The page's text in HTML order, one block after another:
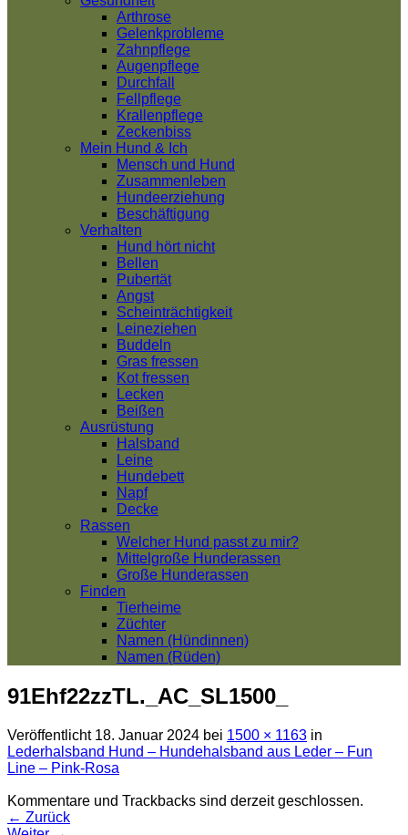
Arthrose
Gelenkprobleme
Zahnpflege
Augenpflege
Durchfall
Fellpflege
Krallenpflege
Zeckenbiss
Mein Hund & Ich
Mensch und Hund
Zusammenleben
Hundeerziehung
Beschäftigung
Verhalten
Hund hört nicht
Bellen
Pubertät
Angst
Scheinträchtigkeit
Leineziehen
Buddeln
Gras fressen
Kot fressen
Lecken
Beißen
Ausrüstung
Halsband
Leine
Hundebett
Napf
Decke
Rassen
Welcher Hund passt zu mir?
Mittelgroße Hunderassen
Große Hunderassen
Finden
Tierheime
Züchter
Namen (Hündinnen)
Namen (Rüden)
91Ehf22zzTL._AC_SL1500_
Veröffentlicht 18. Januar 2024 bei 1500 × 1163 in
Lederhalsband Hund – Hundehalsband aus Leder – Fun
Line – Pink-Rosa
Kommentare und Trackbacks sind derzeit geschlossen.
← Zurück